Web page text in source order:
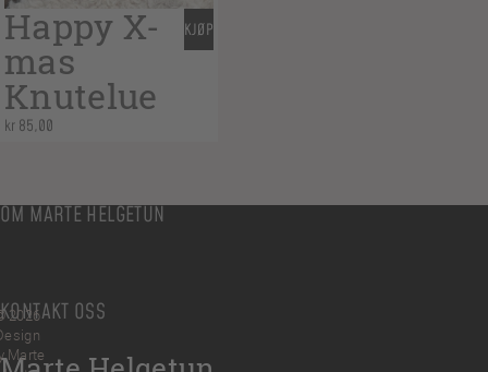
Happy X-
mas
Knutelue
kr 85,00
KJØP
OM MARTE HELGETUN
KONTAKT OSS
2026
Marte